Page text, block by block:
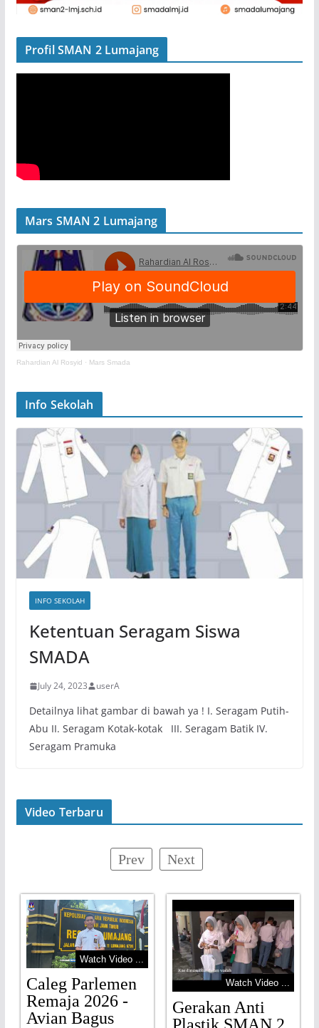
Profil SMAN 2 Lumajang
Mars SMAN 2 Lumajang
Rahardian Al Rosyid · Mars Smada
Info Sekolah
INFO SEKOLAH
Ketentuan Seragam Siswa
SMADA
July 24, 2023 userA
Detailnya lihat gambar di bawah ya ! I. Seragam Putih-
Abu II. Seragam Kotak-kotak III. Seragam Batik IV.
Seragam Pramuka
Video Terbaru
Prev Next
Watch Video ...
Caleg Parlemen
Remaja 2026 -
Avian Bagus
Watch Video ...
Gerakan Anti
Plastik SMAN 2